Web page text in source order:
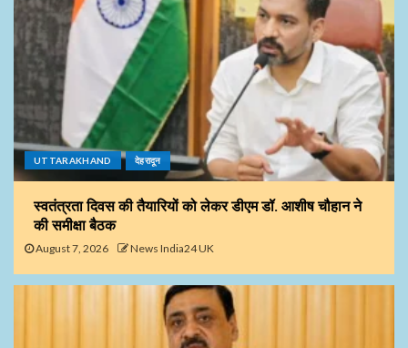
UTTARAKHAND देहरादून
स्वतंत्रता दिवस की तैयारियों को लेकर डीएम डॉ. आशीष चौहान ने
की समीक्षा बैठक
August 7, 2026 News India24 UK